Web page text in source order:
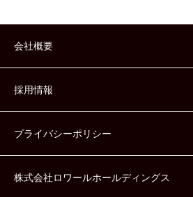
会社概要
採用情報
プライバシーポリシー
株式会社ロワールホールディングス